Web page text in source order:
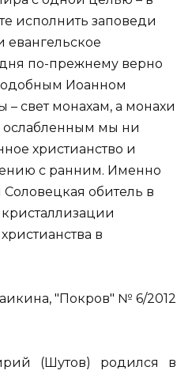
исполнить заповеди
евангельское
по-прежнему верно
Иоанном
– свет монахам, а монахи
ослабленным мы ни
христианство и
с ранним. Именно
обитель в
кристаллизации
в
"Покров" № 6/2012
(Шутов) родился в